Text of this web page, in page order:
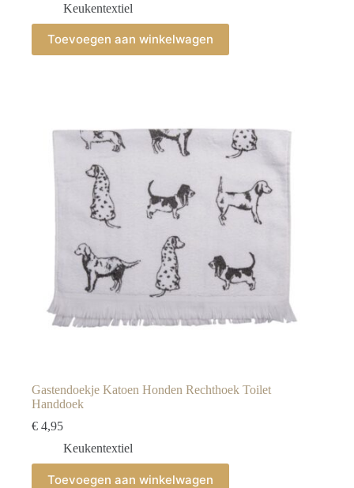
Keukentextiel
Toevoegen aan winkelwagen
Gastendoekje Katoen Honden Rechthoek Toilet
Handdoek
€ 4,95
Keukentextiel
Toevoegen aan winkelwagen